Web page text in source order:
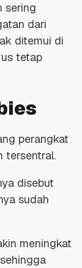
sering
dari
ditemui di
tetap
perangkat
tersentral.
disebut
sudah
meningkat